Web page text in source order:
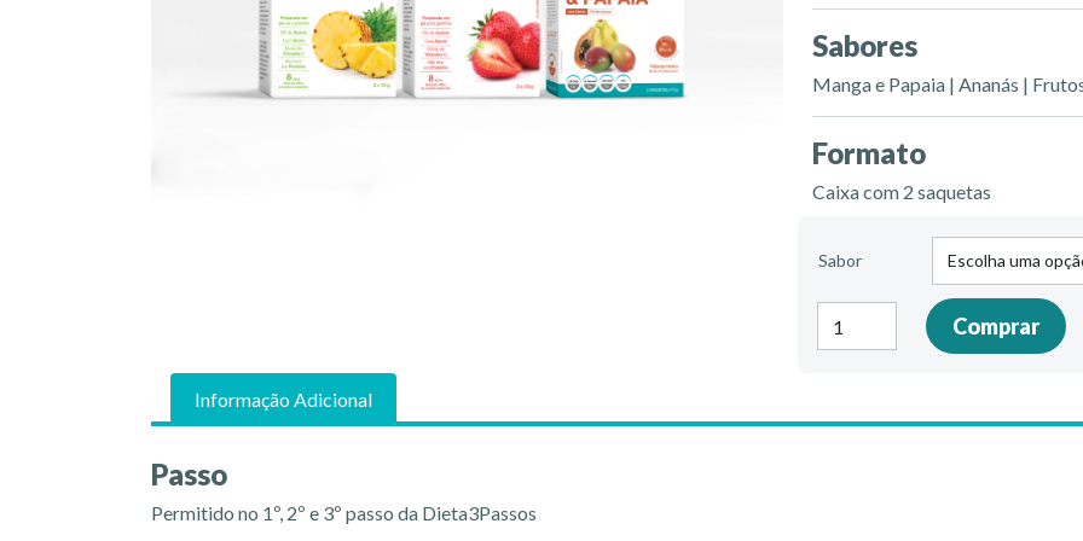
Sabores
Manga e Papaia | Ananás |
Formato
Caixa com 2 saquetas
Sabor
Comprar
Informação Adicional
Passo
Permitido no 1º, 2º e 3º passo da Dieta3Passos